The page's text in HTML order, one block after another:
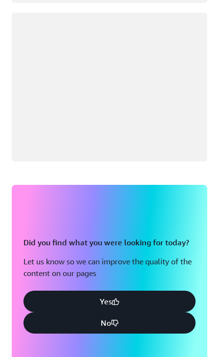
Did you find what you were looking for today?
Let us know so we can improve the quality of the
content on our pages
Yes
No